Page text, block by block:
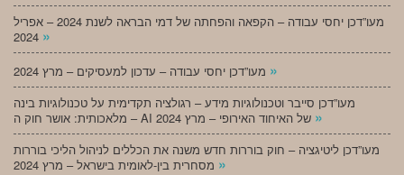
מעו”דכן יחסי עבודה – הקפאה והפחתה של דמי הבראה לשנת 2024 – אפריל
»
»
מעו”דכן סייבר וטכנולוגיות מידע – רגולציה תקדימית על טכנולוגיות בינה
»
מעו”דכן ליטיגציה – חוק בוררות חדש משנה את הכללים לניהול הליכי בוררות
»